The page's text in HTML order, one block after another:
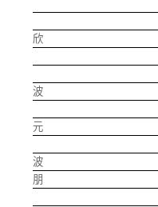
陈会欣
陈俭波
陈靖元
陈俊波
陈俊朋